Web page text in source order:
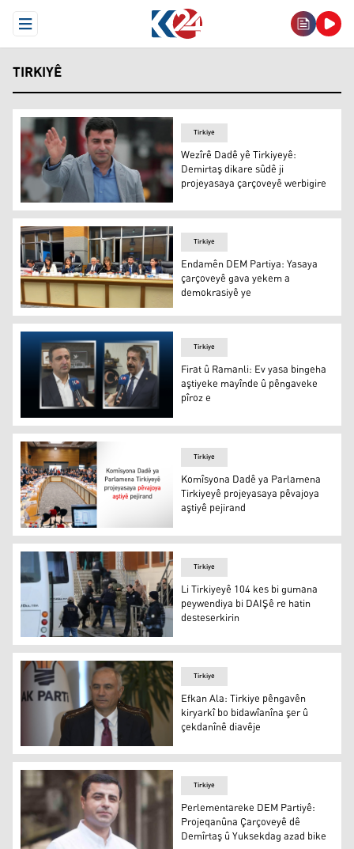
Open Menu
TIRKIYÊ
Wezîrê Dadê yê Tirkiyeyê: Demirtaş dikare sûdê ji
Tirkiye
Wezîrê Dadê yê Tirkiyeyê:
Demirtaş dikare sûdê ji
projeyasaya çarçoveyê werbigire
Endamên DEM Partiya: Yasaya çarçoveyê gava yekem
Tirkiye
Endamên DEM Partiya: Yasaya
çarçoveyê gava yekem a
demokrasiyê ye
Firat û Ramanli: Ev yasa bingeha aştiyeke mayînde û
Tirkiye
Firat û Ramanli: Ev yasa bingeha
aştiyeke mayînde û pêngaveke
pîroz e
Komîsyona Dadê ya Parlamena Tirkiyeyê projeyasaya
Tirkiye
Komîsyona Dadê ya Parlamena
Tirkiyeyê projeyasaya pêvajoya
aştiyê pejirand
Li Tirkiyeyê 104 kes bi gumana peywendiya bi DAIŞê re
Tirkiye
Li Tirkiyeyê 104 kes bi gumana
peywendiya bi DAIŞê re hatin
desteserkirin
Efkan Ala
Tirkiye
Efkan Ala: Tirkiye pêngavên
kiryarkî bo bidawîanîna şer û
çekdanînê diavêje
Tirkiye
Perlementareke DEM Partiyê:
Projeqanûna Çarçoveyê dê
Demîrtaş û Yuksekdag azad bike